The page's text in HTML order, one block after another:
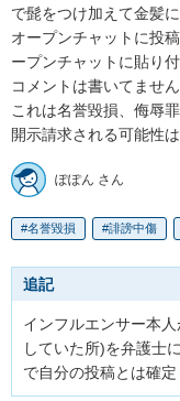
で髭をつけ加えて金髪
オープンチャットに投
ープンチャットに貼り
コメントは書いてませ
これは名誉毀損、侮辱
開示請求される可能性
ぽぽん さん
名誉毀損 誹謗中傷
追記
インフルエンサー本
していた所)を弁護士
で自分の投稿とは確定